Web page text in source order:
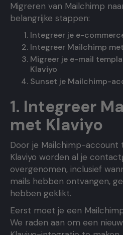
Migreren van Mailchimp
belangrijke stappen:
Integreer je e-
Integreer Mailchimp
Migreer je e-mail
Klaviyo
Sunset je Mailchimp-
1. Integreer
met Klaviyo
Door je Mailchimp-
Klaviyo worden al je
overgenomen, inclusief
mails hebben ontvangen,
hebben geklikt.
Eerst moet je een
We raden aan om een